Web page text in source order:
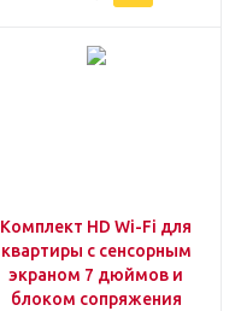
Комплект HD Wi-Fi для
квартиры с сенсорным
экраном 7 дюймов и
блоком сопряжения